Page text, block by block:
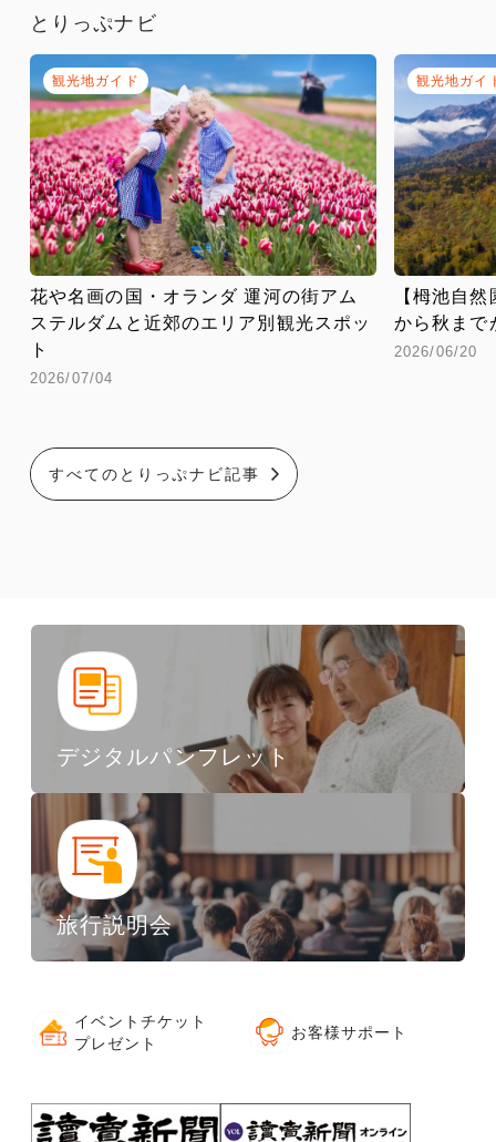
とりっぷナビ
観光地ガイド
花や名画の国・オランダ 運河の街アム
ステルダムと近郊のエリア別観光スポッ
ト
2026/07/04
観光地ガイ
【栂池自
から秋まで
2026/06/20
すべてのとりっぷナビ記事
デジタルパンフレット
旅行説明会
イベントチケット
プレゼント
お客様サポート